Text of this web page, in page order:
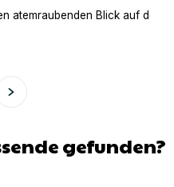
atemraubenden Blick auf den
gefunden?